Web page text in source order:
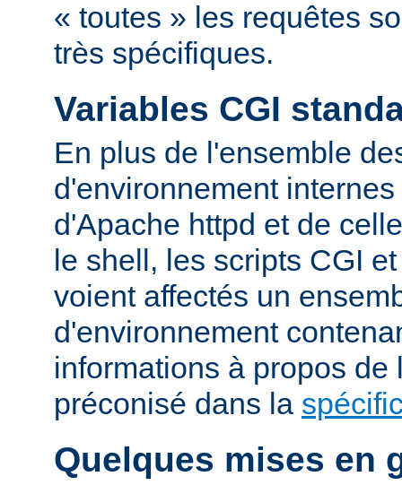
« toutes » les requêtes
très spécifiques.
Variables CGI
En plus de l'ensemble
d'environnement
d'Apache httpd et de
le shell, les scripts CGI
voient affectés un
d'environnement
informations à propos de
préconisé dans la
Quelques mises en